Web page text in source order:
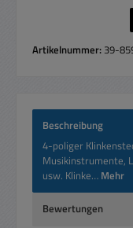
Artikelnummer: 39-
Beschreibung
4-poliger
Musikinstrumente,
usw. Klinke… Mehr
Bewertungen